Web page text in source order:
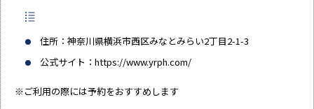
住所：神奈川県横浜市西区みなとみらい2丁目2-1-3
公式サイト： https://www.yrph.com/
※ご利用の際には予約をおすすめします